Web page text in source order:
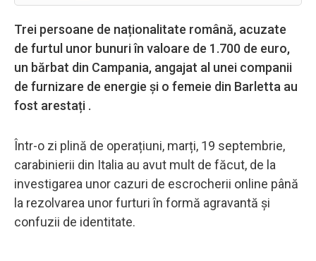
Trei persoane de naționalitate română, acuzate
de furtul unor bunuri în valoare de 1.700 de euro,
un bărbat din Campania, angajat al unei companii
de furnizare de energie și o femeie din Barletta au
fost arestați .
Într-o zi plină de operațiuni, marți, 19 septembrie,
carabinierii din Italia au avut mult de făcut, de la
investigarea unor cazuri de escrocherii online până
la rezolvarea unor furturi în formă agravantă și
confuzii de identitate.